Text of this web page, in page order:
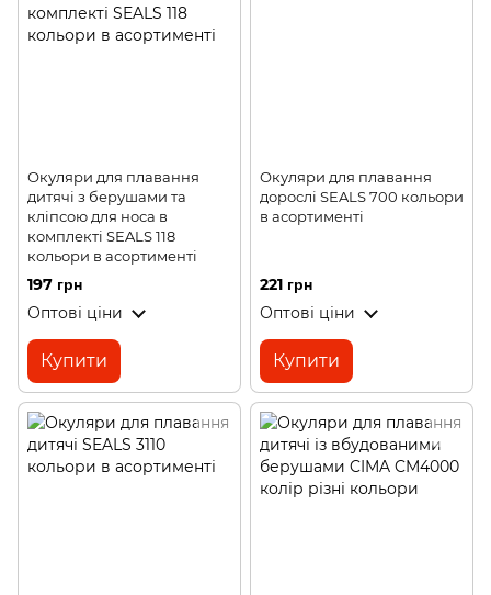
Окуляри для плавання
дитячі з берушами та
кліпсою для носа в
комплекті SEALS 118
кольори в асортименті
197 грн
Оптові ціни
Купити
Окуляри для плавання
дорослі SEALS 700 кольори
в асортименті
221 грн
Оптові ціни
Купити